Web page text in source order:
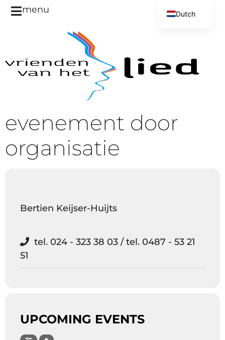
menu
evenement door
organisatie
Bertien Keijser-Huijts
tel. 024 - 323 38 03 / tel. 0487 - 53 21
51
UPCOMING EVENTS
Dutch